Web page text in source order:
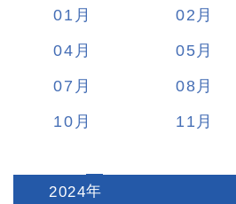
01 02
04
05
07
08
10
11
2024: